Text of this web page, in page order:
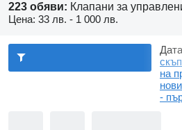
223 обяви: Клапани за
Цена: 33 лв. - 1 000 лв.
на
-